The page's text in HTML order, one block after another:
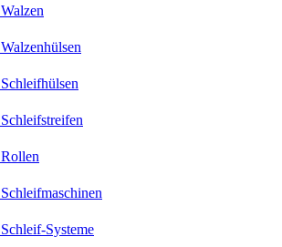
Walzen
Walzenhülsen
Schleifhülsen
Schleifstreifen
Rollen
Schleifmaschinen
Schleif-Systeme